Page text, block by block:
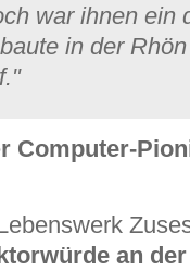
war ihnen ein
in der
r Computer-
an